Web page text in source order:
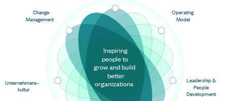
Change
Management
Leadership &
People
Development
Operating
Model
Inspiring
people to
grow and build
better
organizations
Unternehmens-
kultur